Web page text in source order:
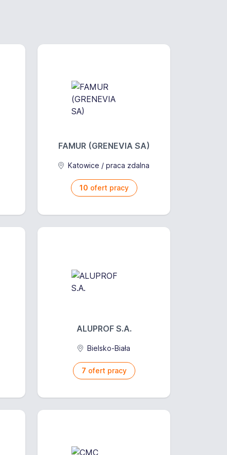
FAMUR (GRENEVIA SA)
Katowice / praca zdalna
10 ofert pracy
ALUPROF S.A.
Bielsko-Biała
7 ofert pracy